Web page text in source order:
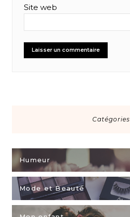
Site web
Catégories
Humeur
Mode et Beauté